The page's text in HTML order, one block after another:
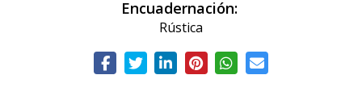
Encuadernación:
Rústica